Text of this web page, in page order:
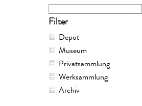
Filter
Depot
Museum
Privatsammlung
Werksammlung
Archiv